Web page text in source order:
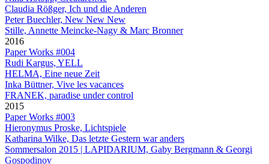
Claudia Rößger, Ich und die Anderen
Peter Buechler, New New New
Stille, Annette Meincke-Nagy & Marc Bronner
2016
Paper Works #004
Rudi Kargus, YELL
HELMA, Eine neue Zeit
Inka Büttner, Vive les vacances
FRANEK, paradise under control
2015
Paper Works #003
Hieronymus Proske, Lichtspiele
Katharina Wilke, Das letzte Gestern war anders
Sommersalon 2015 | LAPIDARIUM, Gaby Bergmann & Georgi
Gospodinov